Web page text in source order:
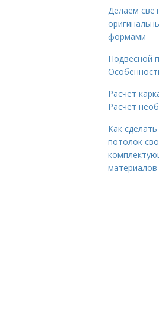
Делаем
формами
Подвесной
Расчет
Расчет
Как
потолок
материалов